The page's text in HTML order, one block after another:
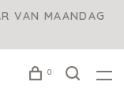
VAN MAANDAG
0